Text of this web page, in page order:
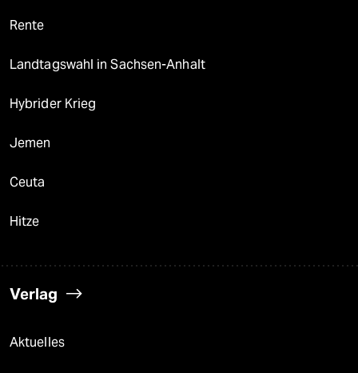
Rente
Landtagswahl in Sachsen-Anhalt
Hybrider Krieg
Jemen
Ceuta
Hitze
Verlag
Aktuelles